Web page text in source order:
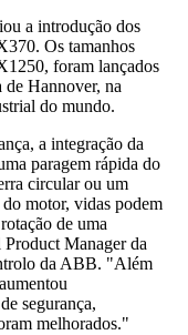
a introdução dos
Os tamanhos
foram lançados
de Hannover, na
do mundo.
a integração da
paragem rápida do
circular ou um
motor, vidas podem
de uma
Manager da
da ABB. "Além
segurança,
melhorados."